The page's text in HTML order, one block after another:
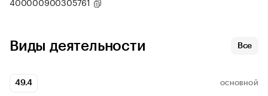
Виды деятельности Все
49.4 ОСНОВНОЙ